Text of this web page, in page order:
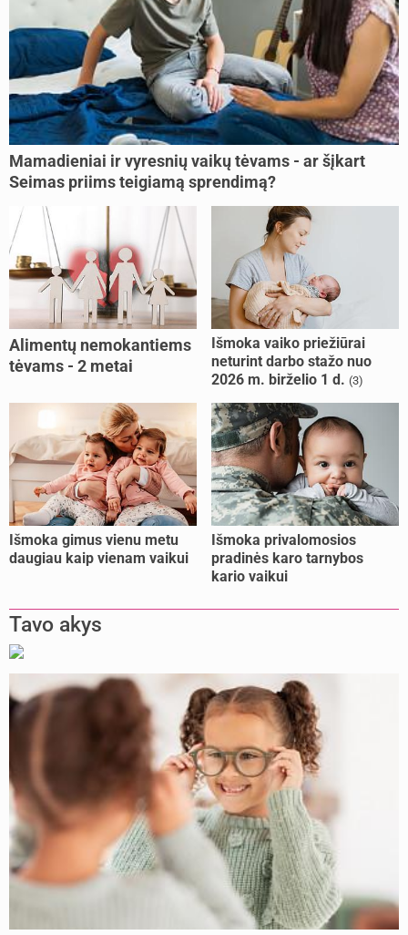
Mamadieniai ir vyresnių vaikų tėvams - ar šįkart
Seimas priims teigiamą sprendimą?
Alimentų nemokantiems
tėvams - 2 metai
Išmoka vaiko priežiūrai
neturint darbo stažo nuo
2026 m. birželio 1 d. (3)
Išmoka gimus vienu metu
daugiau kaip vienam vaikui
Išmoka privalomosios
pradinės karo tarnybos
kario vaikui
Tavo akys